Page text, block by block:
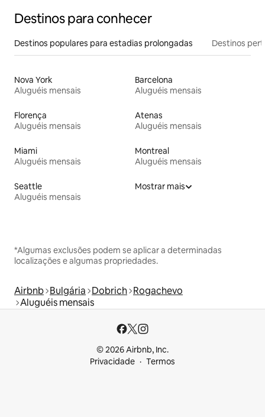
Destinos para conhecer
Destinos populares para estadias prolongadas Destinos
Nova York
Aluguéis mensais
Barcelona
Aluguéis mensais
Florença
Aluguéis mensais
Atenas
Aluguéis mensais
Miami
Aluguéis mensais
Montreal
Aluguéis mensais
Seattle
Aluguéis mensais
Mostrar mais
*Algumas exclusões podem se aplicar a determinadas
localizações e algumas propriedades.
Airbnb Bulgária Dobrich Rogachevo
Aluguéis mensais
© 2026 Airbnb, Inc.
Privacidade
Termos